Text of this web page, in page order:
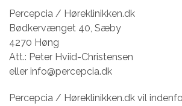
Percepcia / Høreklinikken.dk
Bødkervænget 40, Sæby
4270 Høng
Att.: Peter Hviid-Christensen
eller info@percepcia.dk
Percepcia / Høreklinikken.dk vil